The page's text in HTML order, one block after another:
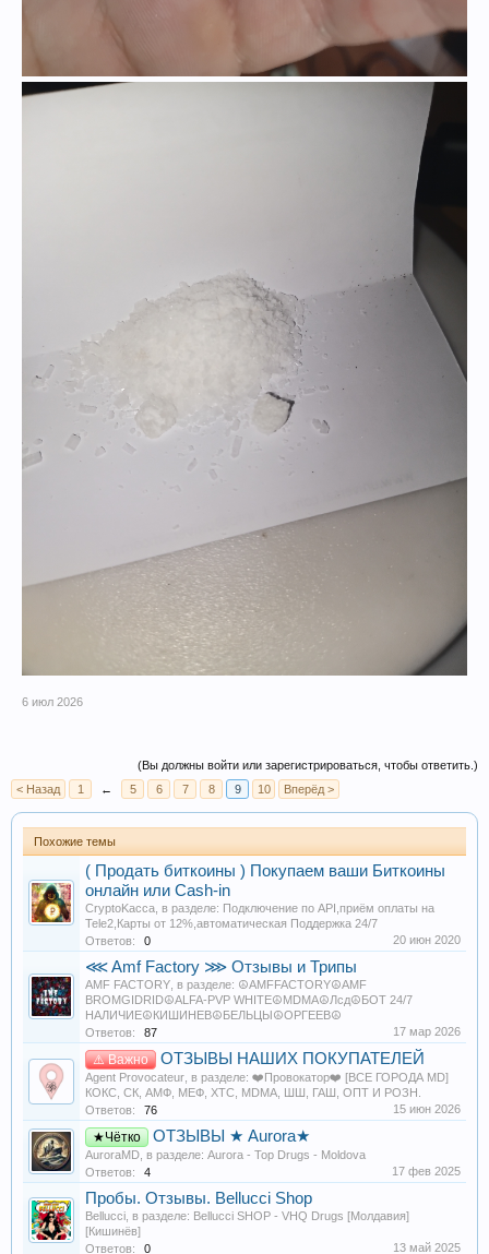
6 июл 2026
(Вы должны войти или зарегистрироваться, чтобы ответить.)
< Назад
1 ← 5 6 7 8 9 10 Вперёд >
Похожие темы
( Продать биткоины ) Покупаем ваши Биткоины
онлайн или Cash-in
CryptoKacca , в разделе: Подключение по API,приём оплаты на
Tele2,Карты от 12%,автоматическая Поддержка 24/7
Ответов:
0 20 июн 2020
⋘ Amf Factory ⋙ Отзывы и Трипы
AMF FACTORY , в разделе: ☮️AMFFACTORY☮️AMF
BROMGIDRID☮️ALFA-PVP WHITE☮️MDMA☮️Лсд☮️БОТ 24/7
НАЛИЧИЕ☮️КИШИНЕВ☮️БЕЛЬЦЫ☮️ОРГЕЕВ☮️
Ответов:
87 17 мар 2026
⚠️ Важно ОТЗЫВЫ НАШИХ ПОКУПАТЕЛЕЙ
Agent Provocateur , в разделе: ❤️Провокатор❤️ [ВСЕ ГОРОДА MD]
КОКС, СК, АМФ, МЕФ, XTC, MDMA, ШШ, ГАШ, ОПТ И РОЗН.
Ответов:
76 15 июн 2026
★Чётко ОТЗЫВЫ ★ Aurora★
AuroraMD , в разделе: Aurora - Top Drugs - Moldova
Ответов:
4 17 фев 2025
Пробы. Отзывы. Bellucci Shop
Bellucci , в разделе: Bellucci SHOP - VHQ Drugs [Молдавия]
[Кишинёв]
Ответов:
0 13 май 2025